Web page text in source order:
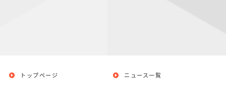
トップページ ニュース一覧